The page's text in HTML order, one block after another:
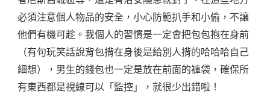
必須注意個人物品的安全，小心防範扒手和小偷，不讓
他們有機可趁。我個人的習慣是一定會把包包抱在身前
（有句玩笑話說背包揹在身後是給別人揹的哈哈哈自己
細想），男生的錢包也一定是放在前面的褲袋，確保所
有東西都是視線可以「監控」，就很少出錯啦！